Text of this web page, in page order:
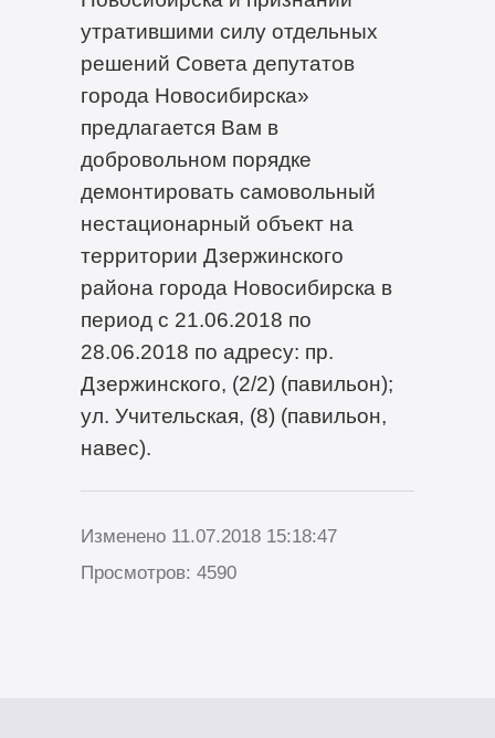
утратившими силу отдельных
решений Совета депутатов
города Новосибирска»
предлагается Вам в
добровольном порядке
демонтировать самовольный
нестационарный объект на
территории Дзержинского
района города Новосибирска в
период с 21.06.2018 по
28.06.2018 по адресу: пр.
Дзержинского, (2/2) (павильон);
ул. Учительская, (8) (павильон,
навес).
Изменено 11.07.2018 15:18:47
Просмотров: 4590